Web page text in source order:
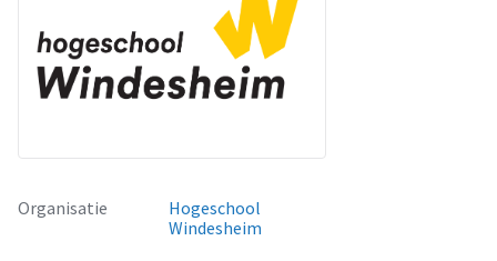
als primair doel te voldoen aan de Kaderrichtlijn Water
doelstellingen en daarmee de kans op het verkrijgen van een
vergunning voor de uitvoering van het werk te vergroten?".
Organisatie
Hogeschool
Windesheim